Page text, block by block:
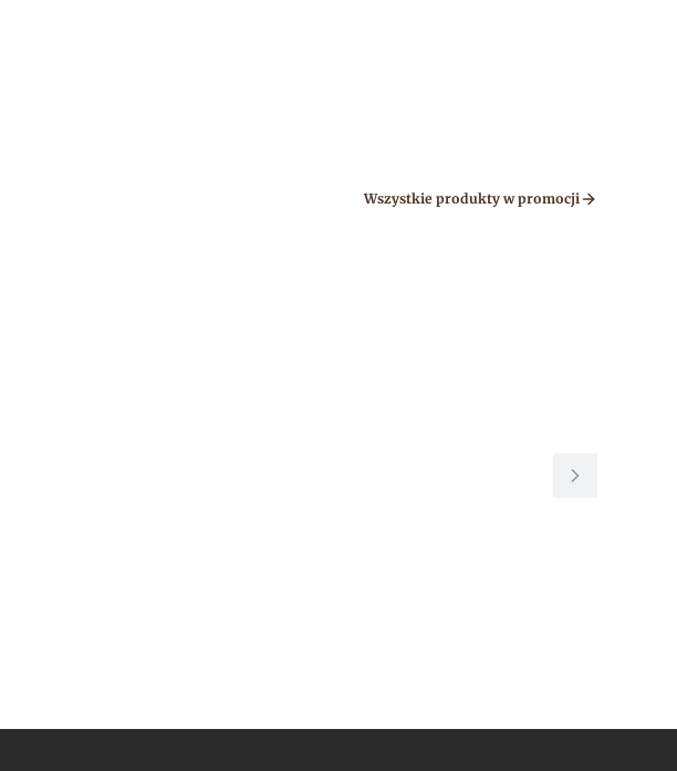
Wszystkie produkty w promocji